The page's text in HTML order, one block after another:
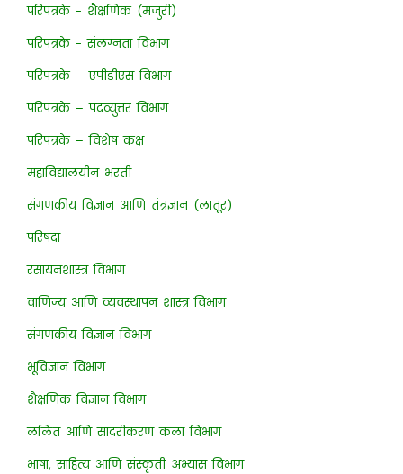
परिपत्रके - शैक्षणिक (मंजुरी)
परिपत्रके - संलग्नता विभाग
परिपत्रके – एपीडीएस विभाग
परिपत्रके – पदव्युत्तर विभाग
परिपत्रके – विशेष कक्ष
महाविद्यालयीन भरती
संगणकीय विज्ञान आणि तंत्रज्ञान (लातूर)
परिषदा
रसायनशास्त्र विभाग
वाणिज्य आणि व्यवस्थापन शास्त्र विभाग
संगणकीय विज्ञान विभाग
भूविज्ञान विभाग
शैक्षणिक विज्ञान विभाग
ललित आणि सादरीकरण कला विभाग
भाषा, साहित्य आणि संस्कृती अभ्यास विभाग